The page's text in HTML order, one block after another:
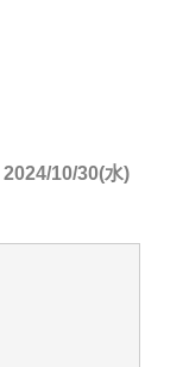
2024/10/30(水)